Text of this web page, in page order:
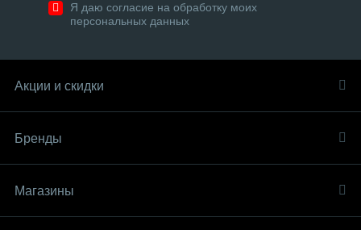
Я даю согласие на обработку моих
персональных данных
Акции и скидки
Бренды
Магазины